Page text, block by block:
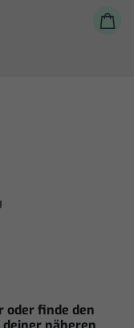
oder finde den